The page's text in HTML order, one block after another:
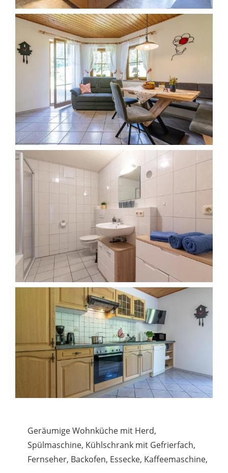
Geräumige Wohnküche mit Herd,
Spülmaschine, Kühlschrank mit Gefrierfach,
Fernseher, Backofen, Essecke, Kaffeemaschine,